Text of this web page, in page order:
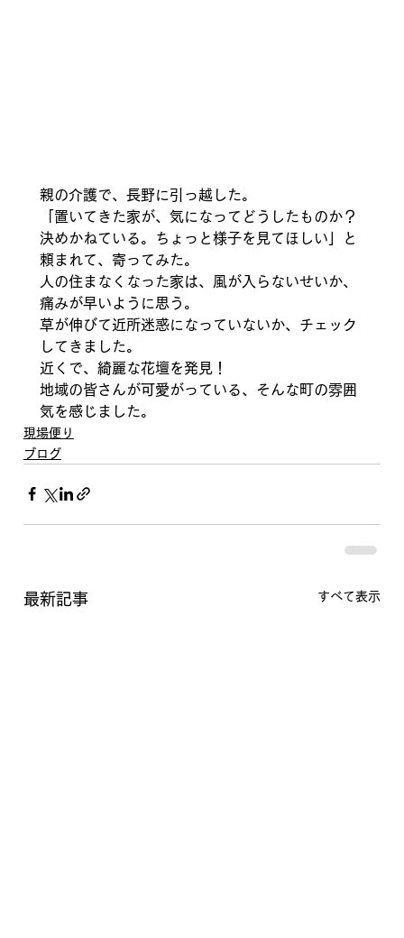
親の介護で、長野に引っ越した。
「置いてきた家が、気になってどうしたものか？
決めかねている。ちょっと様子を見てほしい」と
頼まれて、寄ってみた。
人の住まなくなった家は、風が入らないせいか、
痛みが早いように思う。
草が伸びて近所迷惑になっていないか、チェック
してきました。
近くで、綺麗な花壇を発見！
地域の皆さんが可愛がっている、そんな町の雰囲
気を感じました。
現場便り
ブログ
最新記事 すべて表示